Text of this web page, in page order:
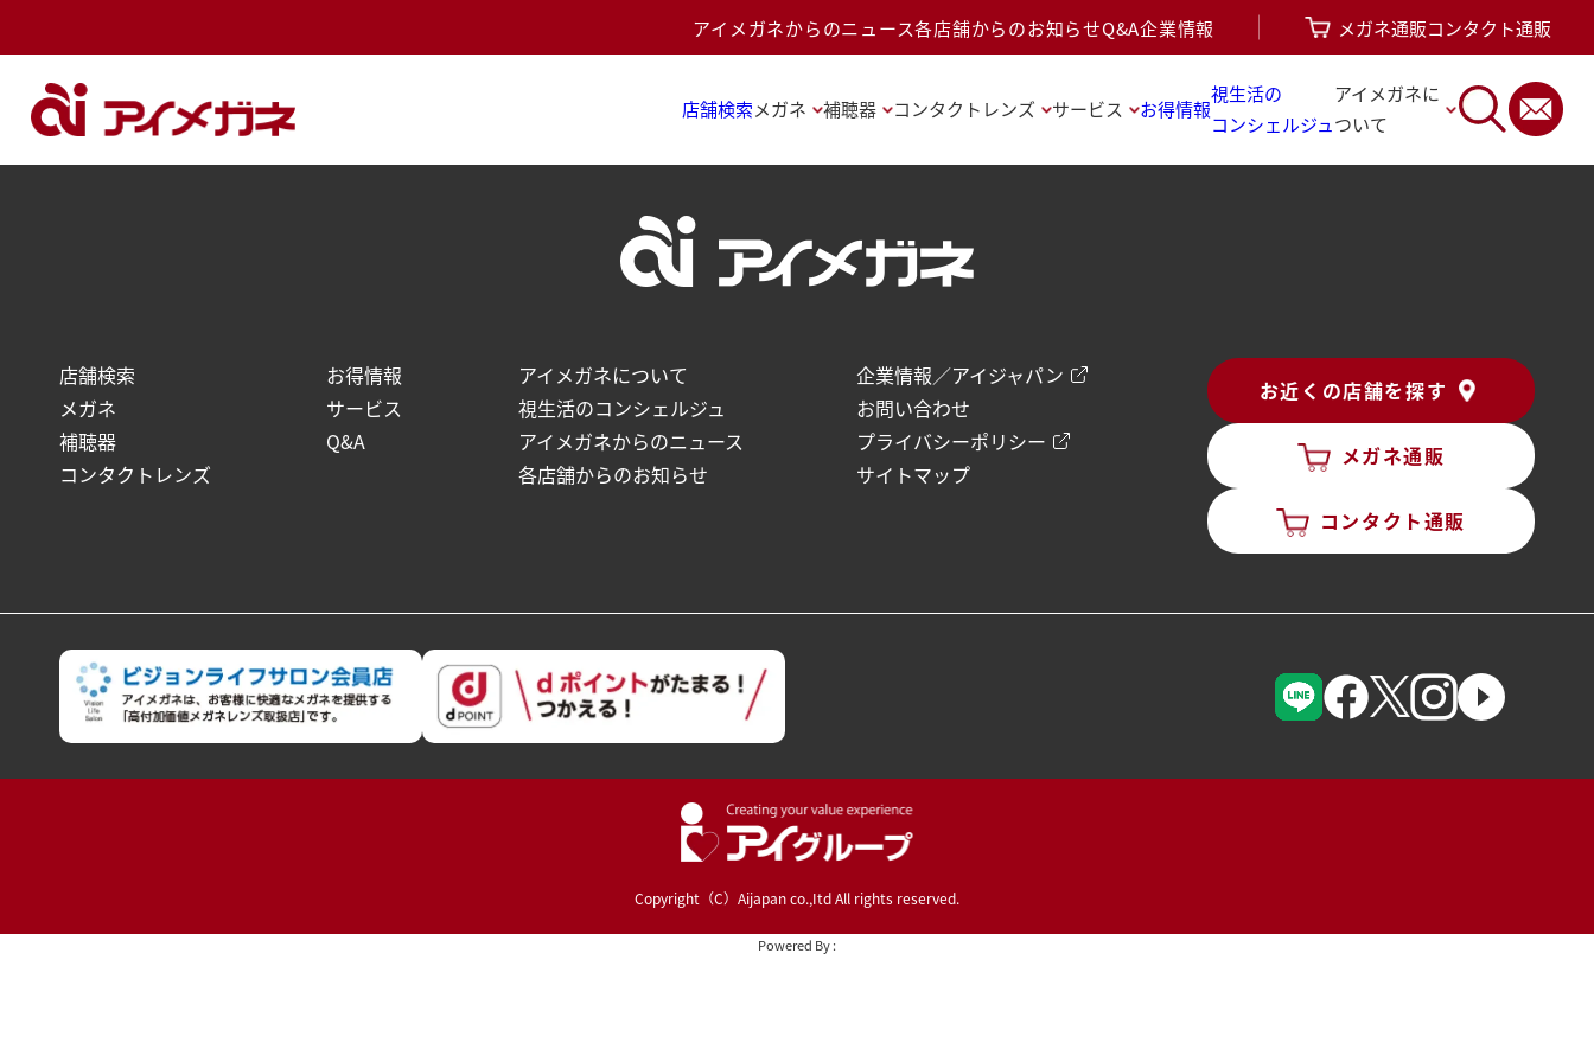
アイメガネからのニュース各店舗からのお知らせQ&A企業情報 メガネ通販コンタクト通販
店舗検索メガネ 補聴器 コンタクトレンズ サービス お得情報
視生活の
コンシェルジュ
アイメガネに
ついて
相談会開催スケジュール
日高店
トップへ戻る
店舗検索
メガネ
補聴器
コンタクトレンズ
お得情報
サービス
Q&A
アイメガネについて
視生活のコンシェルジュ
アイメガネからのニュース
各店舗からのお知らせ
企業情報／アイジャパン
お問い合わせ
プライバシーポリシー
サイトマップ
お近くの店舗を探す
メガネ通販
コンタクト通販
Copyright（C）Aijapan co.,Itd All rights reserved.
Powered By :